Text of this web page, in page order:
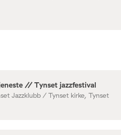
// Tynset jazzfestival
Jazzklubb / Tynset kirke, Tynset